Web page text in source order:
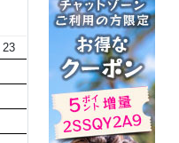
23